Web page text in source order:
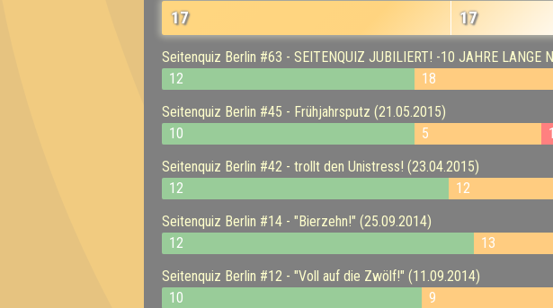
17 17
Seitenquiz Berlin #63 - SEITENQUIZ JUBILIERT! -10 JAHRE LANGE
12
18
Seitenquiz Berlin #45 - Frühjahrsputz (21.05.2015)
10
5
Seitenquiz Berlin #42 - trollt den Unistress! (23.04.2015)
12
12
Seitenquiz Berlin #14 - "Bierzehn!" (25.09.2014)
12
13
Seitenquiz Berlin #12 - "Voll auf die Zwölf!" (11.09.2014)
10
9